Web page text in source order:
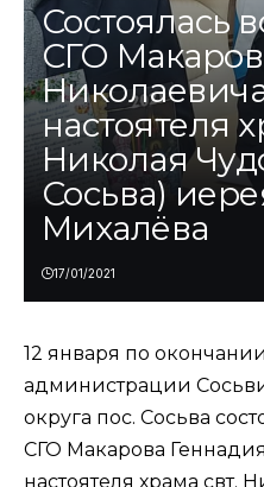
Состоялась
СГО
настоятеля
Николая
Сосьва)
Михалёва
17/01/2021
12 января по
администрации
округа пос. Сосьва
СГО Макарова
настоятеля храма свт.